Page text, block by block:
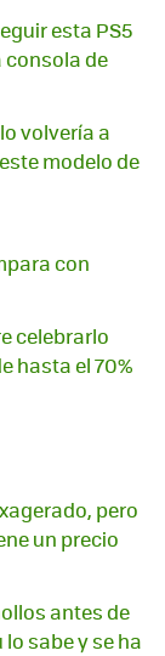
esta PS5
consola de
volvería a
modelo de
con
celebrarlo
hasta el 70%
pero
un precio
antes de
sabe y se ha